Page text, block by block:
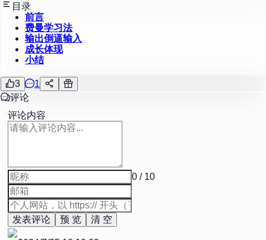
目录
前言
费曼学习法
输出倒逼输入
成长体现
小结
3
1
评论
评论内容
0 / 10
发表评论 预 览 清 空